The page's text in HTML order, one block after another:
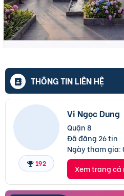
THÔNG TIN LIÊN HỆ
192
Vi Ngọc Dung
Quận 8
Đã đăng 26 tin
Ngày tham gia:
Xem trang cá